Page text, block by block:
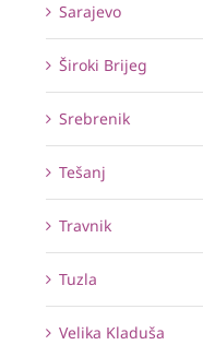
Sarajevo
Široki Brijeg
Srebrenik
Tešanj
Travnik
Tuzla
Velika Kladuša